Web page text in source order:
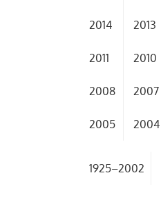
2014 2013
2011 2010
2008 2007
2005 2004
1925–2002